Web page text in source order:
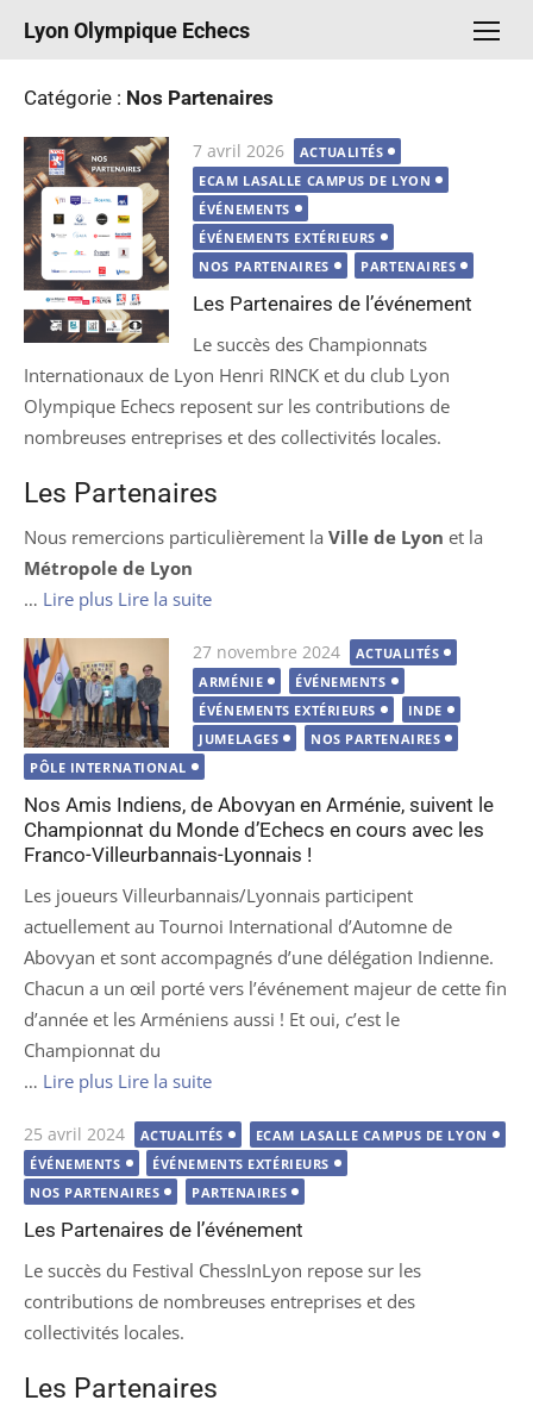
Lyon Olympique Echecs
Catégorie : Nos Partenaires
Publié
le
7 avril 2026
ACTUALITÉS
ECAM LASALLE CAMPUS DE LYON
ÉVÉNEMENTS
ÉVÉNEMENTS EXTÉRIEURS
NOS PARTENAIRES
PARTENAIRES
Les Partenaires de l’événement
Le succès des Championnats
Internationaux de Lyon Henri RINCK et du club Lyon
Olympique Echecs reposent sur les contributions de
nombreuses entreprises et des collectivités locales.
Les Partenaires
Nous remercions particulièrement la Ville de Lyon et la
Métropole de Lyon
… Lire plus Lire la suite
Publié
le
27 novembre 2024
ACTUALITÉS
ARMÉNIE
ÉVÉNEMENTS
ÉVÉNEMENTS EXTÉRIEURS
INDE
JUMELAGES
NOS PARTENAIRES
PÔLE INTERNATIONAL
Nos Amis Indiens, de Abovyan en Arménie, suivent le
Championnat du Monde d’Echecs en cours avec les
Franco-Villeurbannais-Lyonnais !
Les joueurs Villeurbannais/Lyonnais participent
actuellement au Tournoi International d’Automne de
Abovyan et sont accompagnés d’une délégation Indienne.
Chacun a un œil porté vers l’événement majeur de cette fin
d’année et les Arméniens aussi ! Et oui, c’est le
Championnat du
… Lire plus Lire la suite
Publié
le
25 avril 2024 ACTUALITÉS
ECAM LASALLE CAMPUS DE LYON
ÉVÉNEMENTS
ÉVÉNEMENTS EXTÉRIEURS
NOS PARTENAIRES
PARTENAIRES
Les Partenaires de l’événement
Le succès du Festival ChessInLyon repose sur les
contributions de nombreuses entreprises et des
collectivités locales.
Les Partenaires